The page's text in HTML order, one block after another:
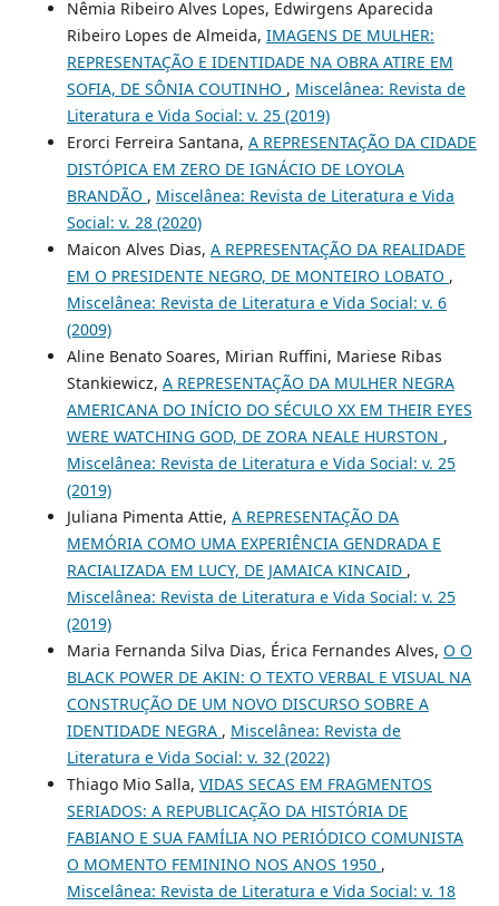
Nêmia Ribeiro Alves Lopes, Edwirgens Aparecida
Ribeiro Lopes de Almeida, IMAGENS DE MULHER:
REPRESENTAÇÃO E IDENTIDADE NA OBRA ATIRE EM
SOFIA, DE SÔNIA COUTINHO , Miscelânea: Revista de
Literatura e Vida Social: v. 25 (2019)
Erorci Ferreira Santana, A REPRESENTAÇÃO DA CIDADE
DISTÓPICA EM ZERO DE IGNÁCIO DE LOYOLA
BRANDÃO , Miscelânea: Revista de Literatura e Vida
Social: v. 28 (2020)
Maicon Alves Dias, A REPRESENTAÇÃO DA REALIDADE
EM O PRESIDENTE NEGRO, DE MONTEIRO LOBATO ,
Miscelânea: Revista de Literatura e Vida Social: v. 6
(2009)
Aline Benato Soares, Mirian Ruffini, Mariese Ribas
Stankiewicz, A REPRESENTAÇÃO DA MULHER NEGRA
AMERICANA DO INÍCIO DO SÉCULO XX EM THEIR EYES
WERE WATCHING GOD, DE ZORA NEALE HURSTON ,
Miscelânea: Revista de Literatura e Vida Social: v. 25
(2019)
Juliana Pimenta Attie, A REPRESENTAÇÃO DA
MEMÓRIA COMO UMA EXPERIÊNCIA GENDRADA E
RACIALIZADA EM LUCY, DE JAMAICA KINCAID ,
Miscelânea: Revista de Literatura e Vida Social: v. 25
(2019)
Maria Fernanda Silva Dias, Érica Fernandes Alves, O O
BLACK POWER DE AKIN: O TEXTO VERBAL E VISUAL NA
CONSTRUÇÃO DE UM NOVO DISCURSO SOBRE A
IDENTIDADE NEGRA , Miscelânea: Revista de
Literatura e Vida Social: v. 32 (2022)
Thiago Mio Salla, VIDAS SECAS EM FRAGMENTOS
SERIADOS: A REPUBLICAÇÃO DA HISTÓRIA DE
FABIANO E SUA FAMÍLIA NO PERIÓDICO COMUNISTA
O MOMENTO FEMININO NOS ANOS 1950 ,
Miscelânea: Revista de Literatura e Vida Social: v. 18